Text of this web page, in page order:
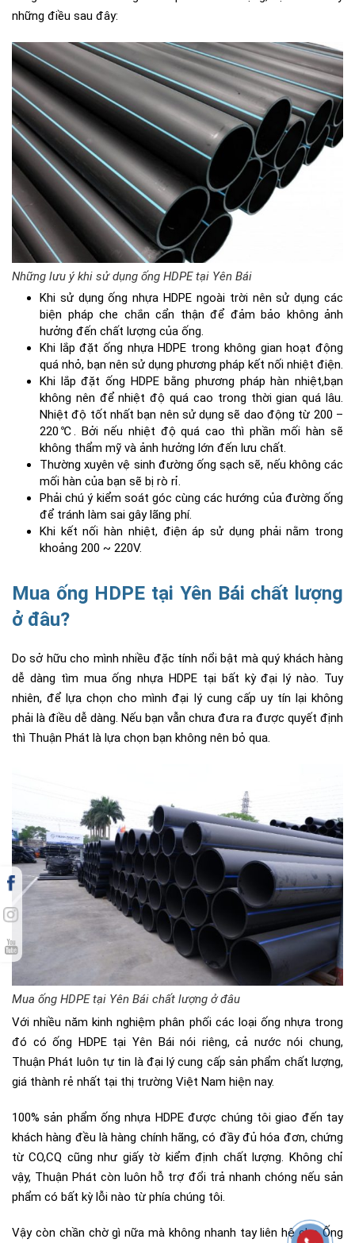
những điều sau đây:
Những lưu ý khi sử dụng ống HDPE tại Yên Bái
Khi sử dụng ống nhựa HDPE ngoài trời nên sử dụng các
biện pháp che chắn cẩn thận để đảm bảo không ảnh
hưởng đến chất lượng của ống.
Khi lắp đặt ống nhựa HDPE trong không gian hoạt động
quá nhỏ, bạn nên sử dụng phương pháp kết nối nhiệt điện.
Khi lắp đặt ống HDPE bằng phương pháp hàn nhiệt,bạn
không nên để nhiệt độ quá cao trong thời gian quá lâu.
Nhiệt độ tốt nhất bạn nên sử dụng sẽ dao động từ 200 –
220℃. Bởi nếu nhiệt độ quá cao thì phần mối hàn sẽ
không thẩm mỹ và ảnh hưởng lớn đến lưu chất.
Thường xuyên vệ sinh đường ống sạch sẽ, nếu không các
mối hàn của bạn sẽ bị rò rỉ.
Phải chú ý kiểm soát góc cùng các hướng của đường ống
để tránh làm sai gây lãng phí.
Khi kết nối hàn nhiệt, điện áp sử dụng phải nằm trong
khoảng 200 ~ 220V.
Mua ống HDPE tại Yên Bái chất lượng
ở đâu?
Do sở hữu cho mình nhiều đặc tính nổi bật mà quý khách hàng
dễ dàng tìm mua ống nhựa HDPE tại bất kỳ đại lý nào. Tuy
nhiên, để lựa chọn cho mình đại lý cung cấp uy tín lại không
phải là điều dễ dàng. Nếu bạn vẫn chưa đưa ra được quyết định
thì Thuận Phát là lựa chọn bạn không nên bỏ qua.
Mua ống HDPE tại Yên Bái chất lượng ở đâu
Với nhiều năm kinh nghiệm phân phối các loại ống nhựa trong
đó có ống HDPE tại Yên Bái nói riêng, cả nước nói chung,
Thuận Phát luôn tự tin là đại lý cung cấp sản phẩm chất lượng,
giá thành rẻ nhất tại thị trường Việt Nam hiện nay.
100% sản phẩm ống nhựa HDPE được chúng tôi giao đến tay
khách hàng đều là hàng chính hãng, có đầy đủ hóa đơn, chứng
từ CO,CQ cũng như giấy tờ kiểm định chất lượng. Không chỉ
vậy, Thuận Phát còn luôn hỗ trợ đổi trả nhanh chóng nếu sản
phẩm có bất kỳ lỗi nào từ phía chúng tôi.
Vậy còn chần chờ gì nữa mà không nhanh tay liên hệ cho Ống